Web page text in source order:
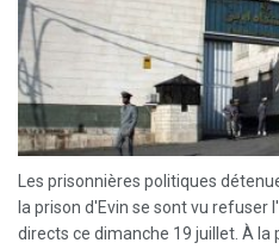
Les prisonnières politiques
la prison d'Evin se sont vu
directs ce dimanche 19 juillet. À la